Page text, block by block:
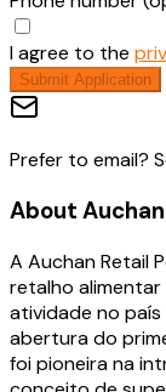
I agree to the
Submit Application
Prefer to email?
About
A Auchan Retail
retalho alimentar
atividade no
abertura do
foi pioneira na